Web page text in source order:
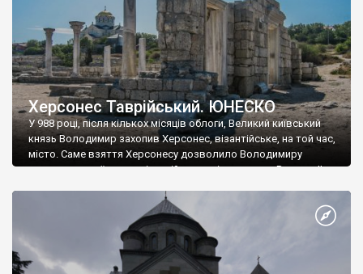
Херсонес Таврійський. ЮНЕСКО
У 988 році, після кількох місяців облоги, Великий київський
князь Володимир захопив Херсонес, візантійське, на той час,
місто. Саме взяття Херсонесу дозволило Володимиру
диктувати свої умови візантійському імператору Василю ІІ, та
Херсонесі Володимир-язичник, став Василем-християнином.
А потім було Хрещення Русі. На честь Херсонесу Таврійського